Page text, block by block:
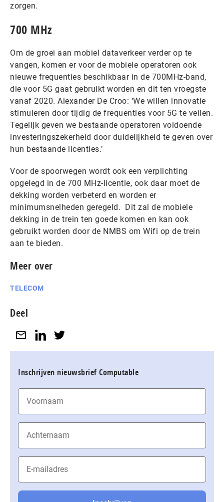
zorgen.
700 MHz
Om de groei aan mobiel dataverkeer verder op te
vangen, komen er voor de mobiele operatoren ook
nieuwe frequenties beschikbaar in de 700MHz-band,
die voor 5G gaat gebruikt worden en dit ten vroegste
vanaf 2020. Alexander De Croo: ‘We willen innovatie
stimuleren door tijdig de frequenties voor 5G te veilen.
Tegelijk geven we bestaande operatoren voldoende
investeringszekerheid door duidelijkheid te geven over
hun bestaande licenties.’
Voor de spoorwegen wordt ook een verplichting
opgelegd in de 700 MHz-licentie, ook daar moet de
dekking worden verbeterd en worden er
minimumsnelheden geregeld. Dit zal de mobiele
dekking in de trein ten goede komen en kan ook
gebruikt worden door de NMBS om Wifi op de trein
aan te bieden.
Meer over
TELECOM
Deel
Inschrijven nieuwsbrief Computable